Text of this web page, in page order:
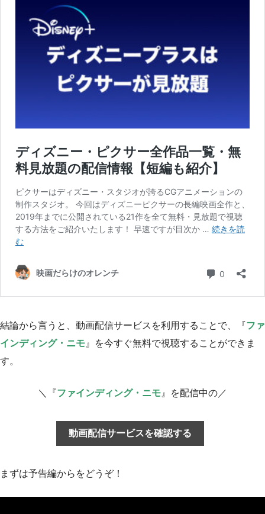
結論から言うと、動画配信サービスを利用することで、『ファ
インディング・ニモ 』を今すぐ無料で視聴することができま
す。
＼『ファインディング・ニモ 』を配信中の／
動画配信サービスを確認する
まずは予告編からをどうぞ！